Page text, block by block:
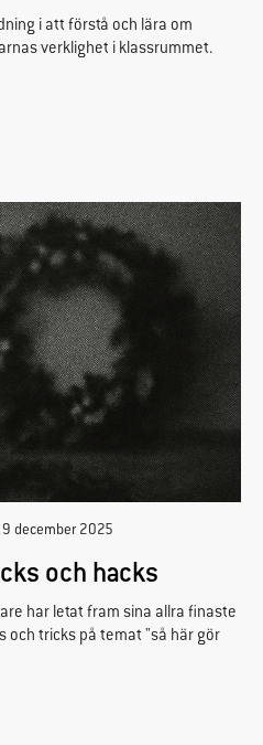
i att förstå och lära om
verklighet i klassrummet.
9 december 2025
och hacks
har letat fram sina allra finaste
och tricks på temat "så här gör